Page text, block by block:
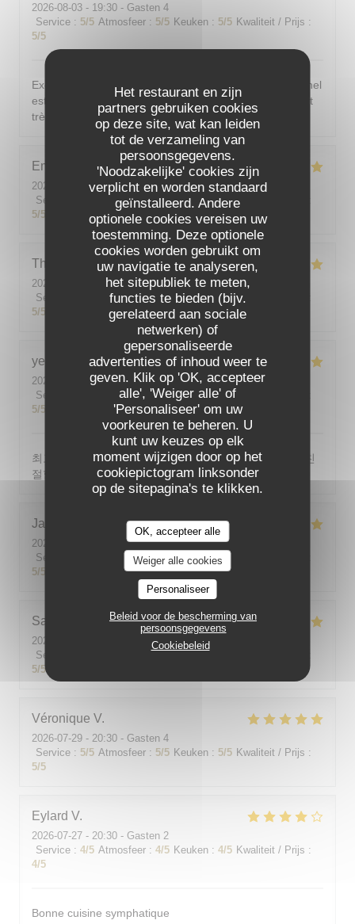
Het restaurant en zijn
partners gebruiken cookies
op deze site, wat kan leiden
tot de verzameling van
persoonsgegevens.
'Noodzakelijke' cookies zijn
verplicht en worden standaard
geïnstalleerd. Andere
optionele cookies vereisen uw
toestemming. Deze optionele
cookies worden gebruikt om
uw navigatie te analyseren,
het sitepubliek te meten,
functies te bieden (bijv.
gerelateerd aan sociale
netwerken) of
gepersonaliseerde
advertenties of inhoud weer te
geven. Klik op 'OK, accepteer
alle', 'Weiger alle' of
'Personaliseer' om uw
voorkeuren te beheren. U
kunt uw keuzes op elk
moment wijzigen door op het
cookiepictogram linksonder
op de sitepagina's te klikken.
OK, accepteer alle
Weiger alle cookies
Personaliseer
Beleid voor de bescherming van
persoonsgegevens
Cookiebeleid
2026-08-03 - 19:30 - Gasten 4
Service : 5/5 Atmosfeer : 5/5 Keuken : 5/5 Kwaliteit / Prijs :
5/5
Excellent ! Tout est délicieux, bien présentés, le personnel
est vraiment au top : accueillant, souriant, attentionné et
très professionnel. Je recommande sans hésiter !
Emilie
2026-08-05
- 20:30 - Gasten 2
Service
Atmosfeer: 5/5 Keuken: 5/5 Kwaliteit / Prijs
5/5
Theo
2026-08-01
- 19:00 - Gasten 2
Service
Atmosfeer: 5/5 Keuken: 5/5 Kwaliteit / Prijs
5/5
yeonghun J
2026-08-03
- 19:00 - Gasten 4
Service
Atmosfeer : 5/5 Keuken: 5 /5
5/5
최고의 분위기, 최고의 맛, 프랑스어가 서툴지만 서버가 친
절함
Jackie
2026-07-31
- 19:00 - Gasten 2
Service
Atmosfeer: 5/5 Keuken: 5
5/5
Sabine
2026-08-01
- 12:00 - Gasten 5
Service
5/5
Véronique V
2026-07-29 - 20:30 - Gasten 4
Service : 5/5 Atmosfeer : 5/5 Keuken : 5/5 Kwaliteit / Prijs :
5/5
Eylard V
2026-07-27 - 20:30 - Gasten 2
Service : 4/5 Atmosfeer : 4/5 Keuken : 4/5 Kwaliteit / Prijs :
4/5
Bonne cuisine symphatique